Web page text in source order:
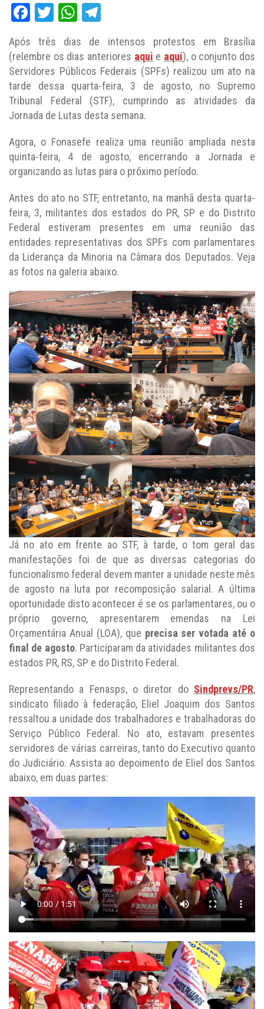
Facebook
TwitterWhatsApp
Após três dias de intensos protestos em Brasília
(relembre os dias anteriores aqui e aqui), o conjunto dos
Servidores Públicos Federais (SPFs) realizou um ato na
tarde dessa quarta-feira, 3 de agosto, no Supremo
Tribunal Federal (STF), cumprindo as atividades da
Jornada de Lutas desta semana.
Agora, o Fonasefe realiza uma reunião ampliada nesta
quinta-feira, 4 de agosto, encerrando a Jornada e
organizando as lutas para o próximo período.
Antes do ato no STF, entretanto, na manhã desta quarta-
feira, 3, militantes dos estados do PR, SP e do Distrito
Federal estiveram presentes em uma reunião das
entidades representativas dos SPFs com parlamentares
da Liderança da Minoria na Câmara dos Deputados. Veja
as fotos na galeria abaixo.
Já no ato em frente ao STF, à tarde, o tom geral das
manifestações foi de que as diversas categorias do
funcionalismo federal devem manter a unidade neste mês
de agosto na luta por recomposição salarial. A última
oportunidade disto acontecer é se os parlamentares, ou o
próprio governo, apresentarem emendas na Lei
Orçamentária Anual (LOA), que precisa ser votada até o
final de agosto. Participaram da atividades militantes dos
estados PR, RS, SP e do Distrito Federal.
Representando a Fenasps, o diretor do Sindprevs/PR,
sindicato filiado à federação, Eliel Joaquim dos Santos
ressaltou a unidade dos trabalhadores e trabalhadoras do
Serviço Público Federal. No ato, estavam presentes
servidores de várias carreiras, tanto do Executivo quanto
do Judiciário. Assista ao depoimento de Eliel dos Santos
abaixo, em duas partes: